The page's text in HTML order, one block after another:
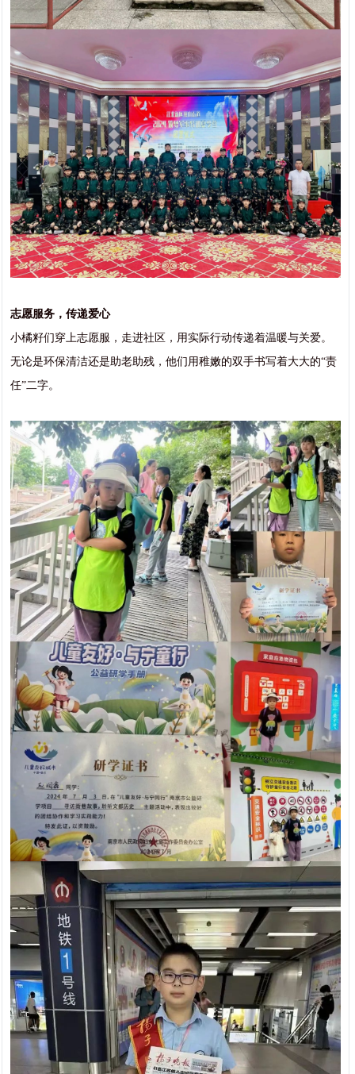
志愿服务，传递爱心
小橘籽们穿上志愿服，走进社区，用实际行动传递着温暖与关爱。
无论是环保清洁还是助老助残，他们用稚嫩的双手书写着大大的“责
任”二字。